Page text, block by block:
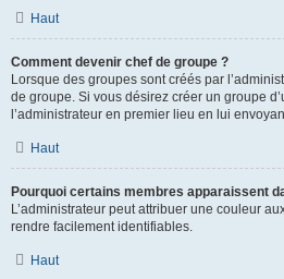
Haut
Comment devenir chef de groupe ?
Lorsque des groupes sont créés par
de groupe. Si vous désirez créer un groupe
l’administrateur en premier lieu en lui
Haut
Pourquoi certains membres apparaissent
L’administrateur peut attribuer une couleur
rendre facilement identifiables.
Haut